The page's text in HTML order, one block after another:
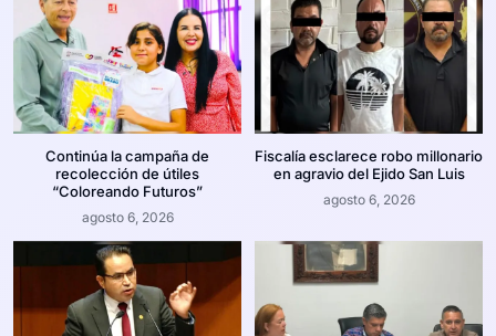
Continúa la campaña de
recolección de útiles
“Coloreando Futuros”
agosto 6, 2026
Fiscalía esclarece robo millonario
en agravio del Ejido San Luis
agosto 6, 2026